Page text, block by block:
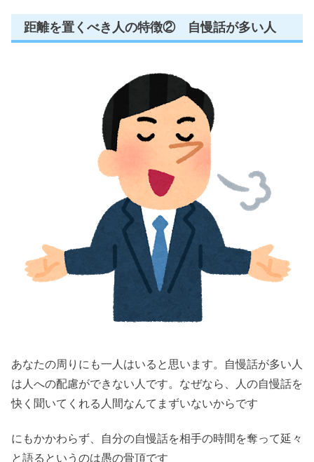
距離を置くべき人の特徴② 自慢話が多い人
あなたの周りにも一人はいると思います。自慢話が多い人
は人への配慮ができない人です。なぜなら、人の自慢話を
快く聞いてくれる人間なんてまずいないからです
にもかかわらず、自分の自慢話を相手の時間を奪って延々
と語るというのは愚の骨頂です